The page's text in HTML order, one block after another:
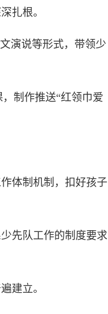
扎根。
演说等形式，带领少
制作推送“红领巾爱
体制机制，扣好孩子
先队工作的制度要求
建立。